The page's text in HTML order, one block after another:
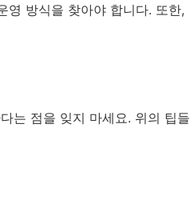
영 방식을 찾아야 합니다. 또한,
는 점을 잊지 마세요. 위의 팁들